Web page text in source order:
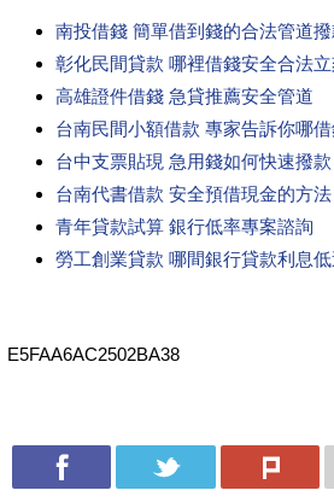
南投借錢 簡單借到錢的合法管道
彰化民間貸款 哪裡借錢安全合法
高雄證件借錢 急貸推薦安全管道
台南民間小額借款 專家告訴你哪
台中支票貼現 急用錢如何快速撥款
台南代書借款 安全預借現金的方法
青年貸款試算 銀行低率專案諮詢
勞工創業貸款 哪間銀行貸款利息
E5FAA6AC2502BA38